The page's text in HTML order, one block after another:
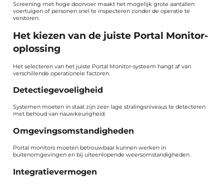
Screening met hoge doorvoer maakt het mogelijk grote aantallen
voertuigen of personen snel te inspecteren zonder de operatie te
verstoren.
Het kiezen van de juiste Portal Monitor-
oplossing
Het selecteren van het juiste Portal Monitor-systeem hangt af van
verschillende operationele factoren.
Detectiegevoeligheid
Systemen moeten in staat zijn zeer lage stralingsniveaus te detecteren
met behoud van nauwkeurigheid.
Omgevingsomstandigheden
Portal monitors moeten betrouwbaar kunnen werken in
buitenomgevingen en bij uiteenlopende weersomstandigheden.
Integratievermogen